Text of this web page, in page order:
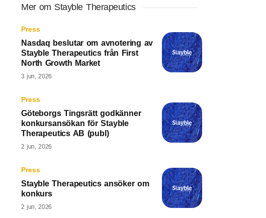
Mer om Stayble Therapeutics
Press
Nasdaq beslutar om avnotering av
Stayble Therapeutics från First
North Growth Market
3 jun, 2026
Press
Göteborgs Tingsrätt godkänner
konkursansökan för Stayble
Therapeutics AB (publ)
2 jun, 2026
Press
Stayble Therapeutics ansöker om
konkurs
2 jun, 2026